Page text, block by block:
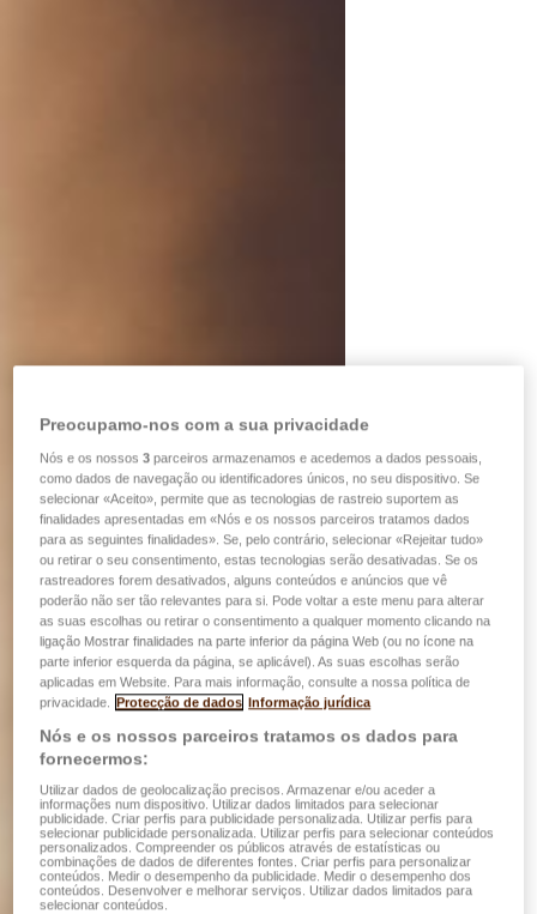
Preocupamo-nos com a sua privacidade
Nós e os nossos3 parceiros armazenamos e acedemos a dados pessoais,
como dados de navegação ou identificadores únicos, no seu dispositivo. Se
selecionar «Aceito», permite que as tecnologias de rastreio suportem as
finalidades apresentadas em «Nós e os nossos parceiros tratamos dados
para as seguintes finalidades». Se, pelo contrário, selecionar «Rejeitar tudo»
ou retirar o seu consentimento, estas tecnologias serão desativadas. Se os
rastreadores forem desativados, alguns conteúdos e anúncios que vê
poderão não ser tão relevantes para si. Pode voltar a este menu para alterar
as suas escolhas ou retirar o consentimento a qualquer momento clicando na
ligação Mostrar finalidades na parte inferior da página Web (ou no ícone na
parte inferior esquerda da página, se aplicável). As suas escolhas serão
aplicadas em Website. Para mais informação, consulte a nossa política de
privacidade.
Protecção de dados Informação jurídica
Nós e os nossos parceiros tratamos os dados para
fornecermos:
Utilizar dados de geolocalização precisos. Armazenar e/ou aceder a
informações num dispositivo. Utilizar dados limitados para selecionar
publicidade. Criar perfis para publicidade personalizada. Utilizar perfis para
selecionar publicidade personalizada. Utilizar perfis para selecionar conteúdos
personalizados. Compreender os públicos através de estatísticas ou
combinações de dados de diferentes fontes. Criar perfis para personalizar
conteúdos. Medir o desempenho da publicidade. Medir o desempenho dos
conteúdos. Desenvolver e melhorar serviços. Utilizar dados limitados para
selecionar conteúdos.